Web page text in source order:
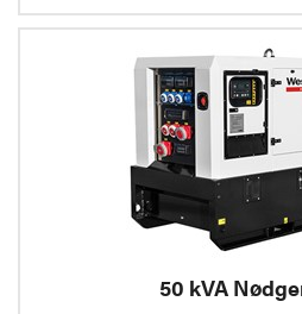
50 kVA